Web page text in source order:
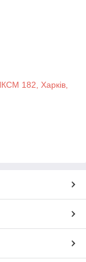
182, Харків,